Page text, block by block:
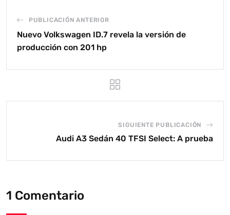
PUBLICACIÓN ANTERIOR
Nuevo Volkswagen ID.7 revela la versión de
producción con 201 hp
SIGUIENTE PUBLICACIÓN
Audi A3 Sedán 40 TFSI Select: A prueba
1 Comentario